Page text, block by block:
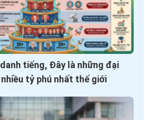
tiếng, Đây là những đại
tỷ phú nhất thế giới